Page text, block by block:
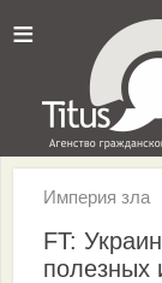
≡
Империя зла
FT:
полезных